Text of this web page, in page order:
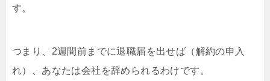
す。
つまり、2週間前までに退職届を出せば（解約の申入
れ）、あなたは会社を辞められるわけです。